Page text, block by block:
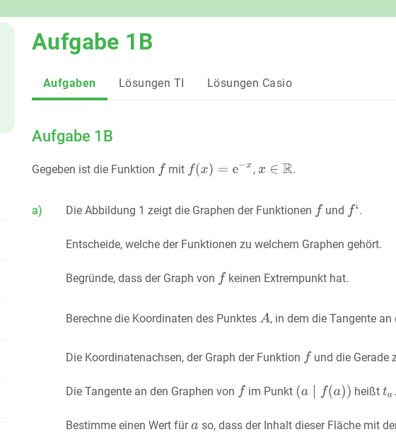
Aufgabe 1B
Aufgaben Lösungen TI Lösungen Casio
Aufgabe 1B
Gegeben ist die Funktion mit , .
a) Die Abbildung 1 zeigt die Graphen der Funktionen und .
Entscheide, welche der Funktionen zu welchem Graphen gehört.
Begründe, dass der Graph von keinen Extrempunkt hat.
Berechne die Koordinaten des Punktes , in dem die Tangente an
Die Koordinatenachsen, der Graph der Funktion und die Gerade
Die Tangente an den Graphen von im Punkt heißt .
Bestimme einen Wert für so, dass der Inhalt dieser Fläche mit